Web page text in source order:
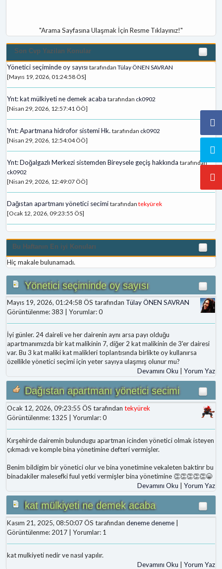
"Arama Sayfasına Ulaşmak İçin Resme Tıklayınız!"
Son Cvp Yazilan Konular
Yönetici seçiminde oy sayısı tarafından Tülay ÖNEN SAVRAN
[Mayıs 19, 2026, 01:24:58 ÖS]
Ynt: kat mülkiyeti ne demek acaba tarafından ck0902
[Nisan 29, 2026, 12:57:41 ÖÖ]
Ynt: Apartmana hidrofor sistemi Hk. tarafından ck0902
[Nisan 29, 2026, 12:54:04 ÖÖ]
Ynt: Doğalgazlı Merkezi sistemden Bireysele geçiş hakkında tarafından
ck0902
[Nisan 29, 2026, 12:49:07 ÖÖ]
Dağıstan apartmanı yönetici secimi tarafından tekyürek
[Ocak 12, 2026, 09:23:55 ÖS]
Bu Haftanın En iyi Konuları
Hiç makale bulunamadı.
Yönetici seçiminde oy sayısı
Mayıs 19, 2026, 01:24:58 ÖS tarafından Tülay ÖNEN SAVRAN
Görüntülenme: 383 | Yorumlar: 0
İyi günler. 24 daireli ve her dairenin aynı arsa payı olduğu
apartmanımızda bir kat malikinin 7, diğer 2 kat malikinin de 3'er dairesi
var. Bu 3 kat maliki kat malikleri toplantısında birlikte oy kullanırsa
özellikle yönetici seçimi için yeter sayıya ulaşmış olunur mu?
Devamını Oku
Yorum Yaz
Dağıstan apartmanı yönetici secimi
Ocak 12, 2026, 09:23:55 ÖS tarafından tekyürek
Görüntülenme: 1325 | Yorumlar: 0
Kırşehirde dairemin bulundugu apartman icinden yönetici olmak isteyen
çıkmadı ve komple bina yönetimine defteri vermişler.
Benim bildigim bir yönetici olur ve bina yonetimine vekaleten baktirır bu
binadakiler malesefki fuul yetki vermişler bina yönetimine 👏👏👏👏👏😁
Devamını Oku
Yorum Yaz
kat mülkiyeti ne demek acaba
Kasım 21, 2025, 08:50:07 ÖS tarafından deneme deneme |
Görüntülenme: 2017 | Yorumlar: 1
kat mulkiyeti nedir ve nasıl yapılır.
Devamını Oku | Yorum Yaz